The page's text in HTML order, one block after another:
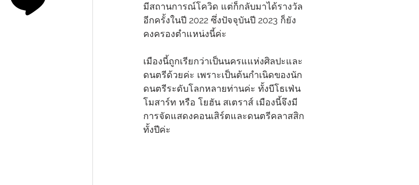
มีสถานการณ์โควิด แต่ก็กลับมาได้รางวัล
อีกครั้งในปี 2022 ซึ่งปัจจุบันปี 2023 ก็ยัง
คงครองตำแหน่งนี้ค่ะ
เมืองนี้ถูกเรียกว่าเป็นนครแแห่งศิลปะและ
ดนตรีด้วยค่ะ เพราะเป็นต้นกำเนิดของนัก
ดนตรีระดับโลกหลายท่านค่ะ ทั้งบีโธเฟ่น
โมสาร์ท หรือ โยฮัน สเตราส์ เมืองนี้จึงมี
การจัดแสดงคอนเสิร์ตและดนตรีคลาสสิก
ทั้งปีค่ะ